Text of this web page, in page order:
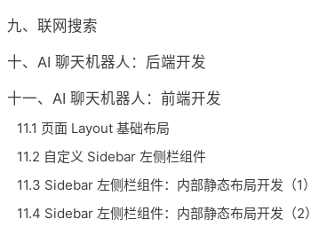
九、联网搜索
十、AI 聊天机器人：后端开发
十一、AI 聊天机器人：前端开发
11.1 页面 Layout 基础布局
11.2 自定义 Sidebar 左侧栏组件
11.3 Sidebar 左侧栏组件：内部静态布局开发（1）
11.4 Sidebar 左侧栏组件：内部静态布局开发（2）